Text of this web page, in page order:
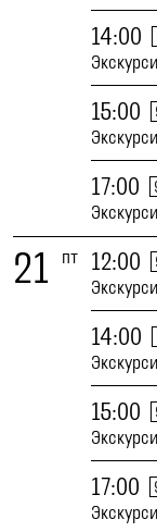
14:00
15:00
17:00
21 пт 12:00
14:00
15:00
17:00